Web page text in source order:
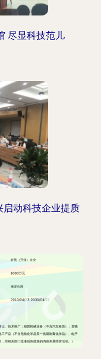
尽显科技范儿
启动科技企业提质